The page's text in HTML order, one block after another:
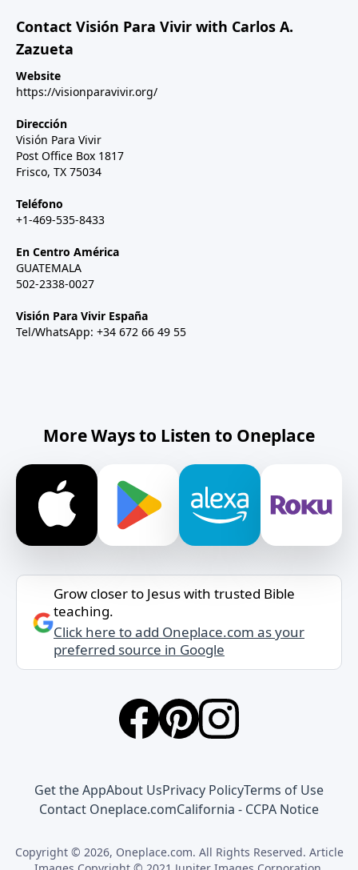
Contact Visión Para Vivir with Carlos A.
Zazueta
Website
https://visionparavivir.org/
Dirección
Visión Para Vivir
Post Office Box 1817
Frisco, TX 75034
Teléfono
+1-469-535-8433
En Centro América
GUATEMALA
502-2338-0027
Visión Para Vivir España
Tel/WhatsApp: +34 672 66 49 55
More Ways to Listen to Oneplace
Grow closer to Jesus with trusted Bible
teaching.
Click here to add Oneplace.com as your
preferred source in Google
Get the AppAbout UsPrivacy PolicyTerms of Use
Contact Oneplace.comCalifornia - CCPA Notice
Copyright © 2026, Oneplace.com. All Rights Reserved. Article